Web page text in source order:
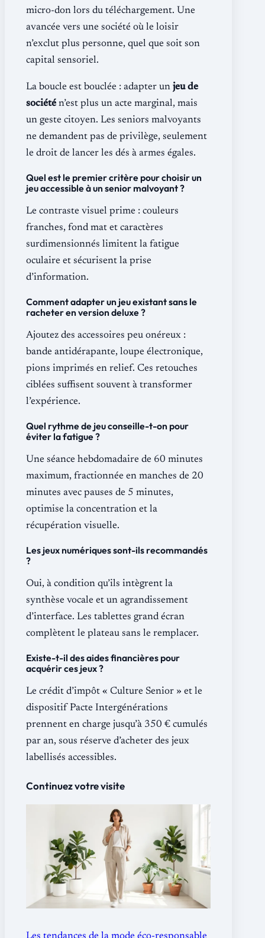
micro-don lors du téléchargement. Une
avancée vers une société où le loisir
n’exclut plus personne, quel que soit son
capital sensoriel.
La boucle est bouclée : adapter un jeu de
société n’est plus un acte marginal, mais
un geste citoyen. Les seniors malvoyants
ne demandent pas de privilège, seulement
le droit de lancer les dés à armes égales.
Quel est le premier critère pour choisir un
jeu accessible à un senior malvoyant ?
Le contraste visuel prime : couleurs
franches, fond mat et caractères
surdimensionnés limitent la fatigue
oculaire et sécurisent la prise
d’information.
Comment adapter un jeu existant sans le
racheter en version deluxe ?
Ajoutez des accessoires peu onéreux :
bande antidérapante, loupe électronique,
pions imprimés en relief. Ces retouches
ciblées suffisent souvent à transformer
l’expérience.
Quel rythme de jeu conseille-t-on pour
éviter la fatigue ?
Une séance hebdomadaire de 60 minutes
maximum, fractionnée en manches de 20
minutes avec pauses de 5 minutes,
optimise la concentration et la
récupération visuelle.
Les jeux numériques sont-ils recommandés
?
Oui, à condition qu’ils intègrent la
synthèse vocale et un agrandissement
d’interface. Les tablettes grand écran
complètent le plateau sans le remplacer.
Existe-t-il des aides financières pour
acquérir ces jeux ?
Le crédit d’impôt « Culture Senior » et le
dispositif Pacte Intergénérations
prennent en charge jusqu’à 350 € cumulés
par an, sous réserve d’acheter des jeux
labellisés accessibles.
Continuez votre visite